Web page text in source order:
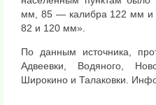
мм, 85 — калибра 122 мм и
82 и 120 мм».
По данным источника,
Адвеевки, Водяного,
Широкино и Талаковки.